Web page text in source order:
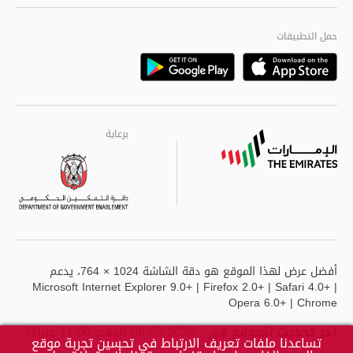
مراكز خدمة أبوظبى
حمل التطبيقات
Google
Playstore
برعاية
برعاية
أفضل عرض لهذا الموقع هو دقة الشاشة 1024 × 764، يدعم
Microsoft Internet Explorer 9.0+ | Firefox 2.0+ | Safari 4.0+ |
Opera 6.0+ | Chrome
آخر تحديث للموقع في- 2026-05-06 الوقت 11:00 صباحًا
تساعدنا ملفات تعريف الارتباط في تحسين تجربة موقع